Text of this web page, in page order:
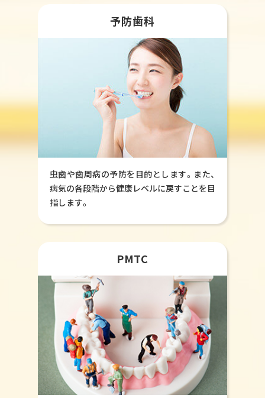
予防歯科
虫歯や歯周病の予防を目的とします。また、
病気の各段階から健康レベルに戻すことを目
指します。
PMTC